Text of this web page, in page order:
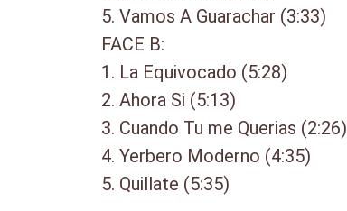
5. Vamos A Guarachar (3:33)
FACE B:
1. La Equivocado (5:28)
2. Ahora Si (5:13)
3. Cuando Tu me Querias (2:26)
4. Yerbero Moderno (4:35)
5. Quillate (5:35)